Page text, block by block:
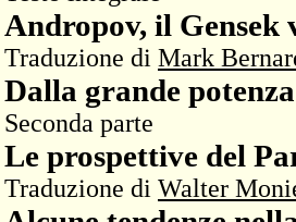
Andropov, il
Traduzione di Mark
Dalla grande
Seconda parte
Le prospettive del
Traduzione di Walter